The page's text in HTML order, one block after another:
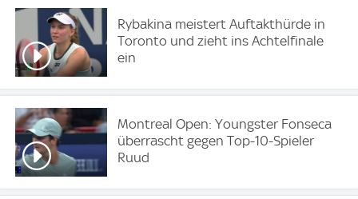
Rybakina meistert Auftakthürde in
Toronto und zieht ins Achtelfinale
ein
Montreal Open: Youngster Fonseca
überrascht gegen Top-10-Spieler
Ruud